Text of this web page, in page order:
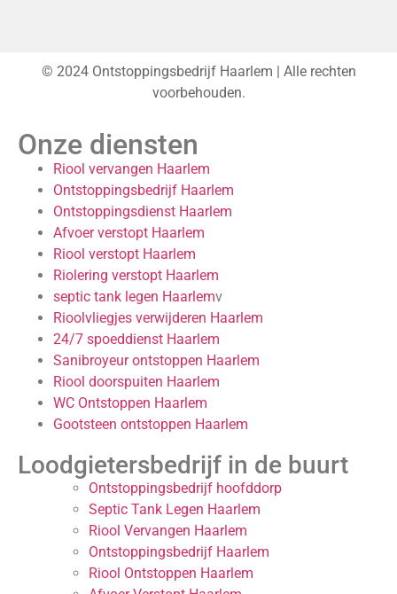
© 2024 Ontstoppingsbedrijf Haarlem | Alle rechten
voorbehouden.
Onze diensten
Riool vervangen Haarlem
Ontstoppingsbedrijf Haarlem
Ontstoppingsdienst Haarlem
Afvoer verstopt Haarlem
Riool verstopt Haarlem
Riolering verstopt Haarlem
septic tank legen Haarlemv
Rioolvliegjes verwijderen Haarlem
24/7 spoeddienst Haarlem
Sanibroyeur ontstoppen Haarlem
Riool doorspuiten Haarlem
WC Ontstoppen Haarlem
Gootsteen ontstoppen Haarlem
Loodgietersbedrijf in de buurt
Ontstoppingsbedrijf hoofddorp
Septic Tank Legen Haarlem
Riool Vervangen Haarlem
Ontstoppingsbedrijf Haarlem
Riool Ontstoppen Haarlem